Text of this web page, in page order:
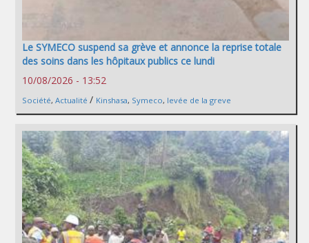
Le SYMECO suspend sa grève et annonce la reprise totale
des soins dans les hôpitaux publics ce lundi
10/08/2026 - 13:52
Société, Actualité / Kinshasa, Symeco, levée de la greve